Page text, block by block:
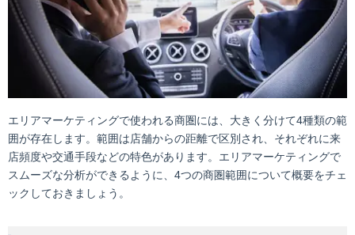
エリアマーケティングで使われる商圏には、大きく分けて4種類の範
囲が存在します。範囲は店舗からの距離で区別され、それぞれに来
店頻度や交通手段などの特色があります。エリアマーケティングで
スムーズな分析ができるように、4つの商圏範囲について概要をチェ
ックしておきましょう。